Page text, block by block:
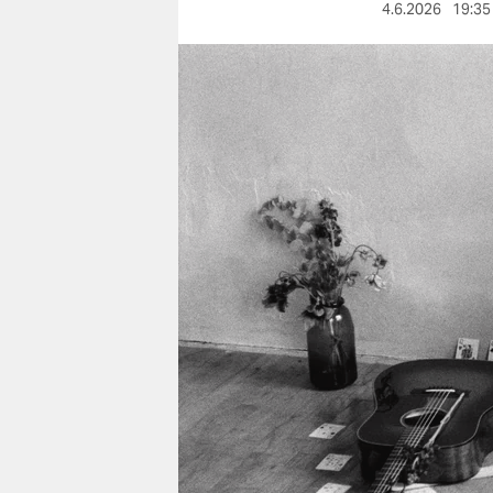
nord
wahrheit
verlag
verlag
veranstaltungen
shop
fragen & hilfe
unterstützen
abo
genossenschaft
4.6.2026